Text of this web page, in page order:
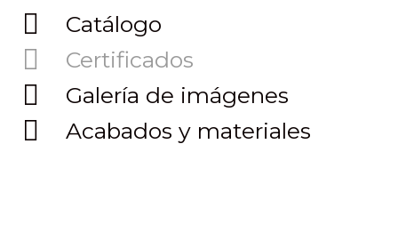
Catálogo
Certificados
Galería de imágenes
Acabados y materiales